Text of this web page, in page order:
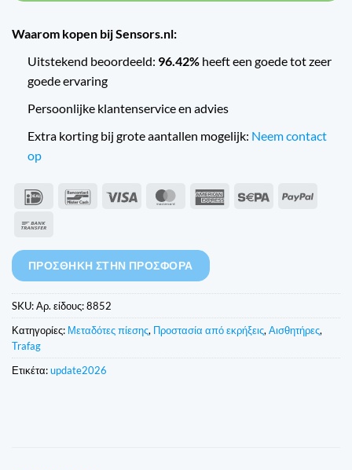
Waarom kopen bij Sensors.nl:
Uitstekend beoordeeld: 96.42% heeft een goede tot zeer
goede ervaring
Persoonlijke klantenservice en advies
Extra korting bij grote aantallen mogelijk: Neem contact
op
IDeal BancontactVisa MasterCardAmerican Sepa
PayPal
ΠΡΟΣΘΉΚΗ ΣΤΗΝ ΠΡΟΣΦΟΡΆ
SKU:Αρ. είδους: 8852
Κατηγορίες: Μεταδότες πίεσης, Προστασία από εκρήξεις, Αισθητήρες,
Trafag
Ετικέτα:update2026